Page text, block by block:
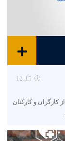
12:15
و کارکنان